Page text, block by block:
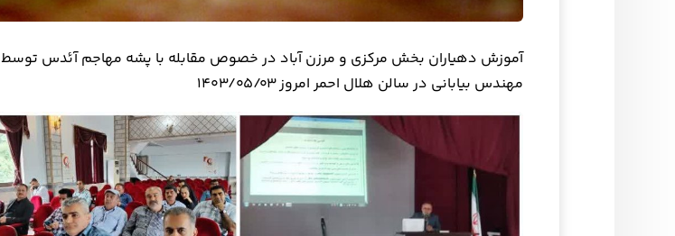
آموزش دهیاران بخش مرکزی و مرزن آباد در خصوص مقابله با پشه مهاجم آئدس توسط
مهندس بیابانی در سالن هلال احمر امروز ۱۴۰۳/۰۵/۰۳